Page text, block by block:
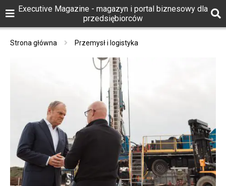
Executive Magazine - magazyn i portal biznesowy dla
przedsiębiorców
Strona główna Przemysł i logistyka